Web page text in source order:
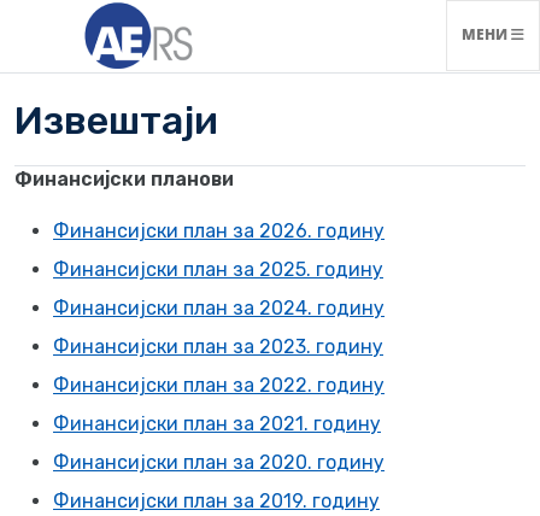
МЕНИ
Извештаји
Финансијски планови
Финансијски план за 2026. годину
Финансијски план за 2025. годину
Финансијски план за 2024. годину
Финансијски план за 2023. годину
Финансијски план за 2022. годину
Финансијски план за 2021. годину
Финансијски план за 2020. годину
Финансијски план за 2019. годину